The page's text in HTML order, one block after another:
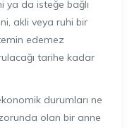
ya da isteğe bağlı
akli veya ruhi bir
edemez
tarihe kadar
durumları ne
olan bir anne